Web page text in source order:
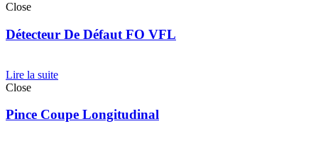
Close
Détecteur De Défaut FO VFL
Lire la suite
Close
Pince Coupe Longitudinal